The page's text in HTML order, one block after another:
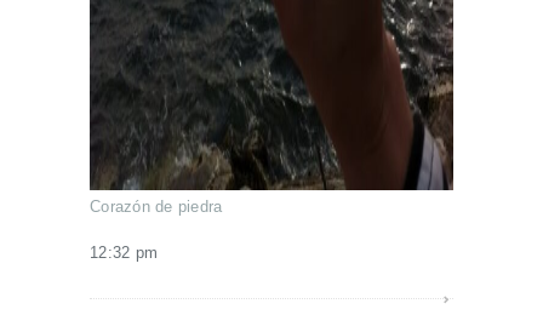
Corazón de piedra
12:32 pm